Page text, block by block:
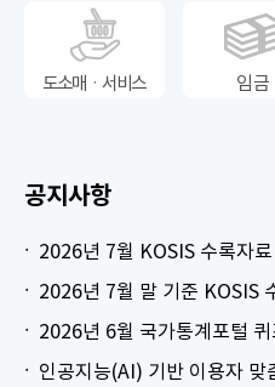
도소매ㆍ서비스 임금
공지사항
2026년 7월 KOSIS 수록자
2026년 7월 말 기준 KOSIS
2026년 6월 국가통계포털